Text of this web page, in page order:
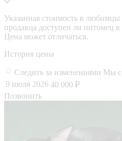
Указанная стоимость в
продавца доступен ли питомец в
Цена может отличаться.
История цены
Следить за изменениями Мы
9 июля 2026 40 000 ₽
Позвонить